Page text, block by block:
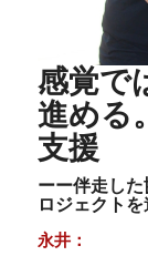
感覚で
進める
支援
ーー伴走し
ロジェクトを
永井：